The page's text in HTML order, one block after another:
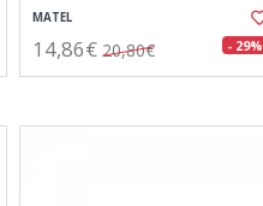
MATEL
14,86€ 20,80€ - 29%